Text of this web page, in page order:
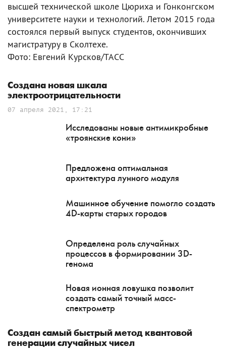
высшей технической школе Цюриха и Гонконгском
университете науки и технологий. Летом 2015 года
состоялся первый выпуск студентов, окончивших
магистратуру в Сколтехе.
Фото: Евгений Курсков/ТАСС
Создана новая шкала
электроотрицательности
07 апреля 2021, 17:21
Исследованы новые антимикробные
«троянские кони»
Предложена оптимальная
архитектура лунного модуля
Машинное обучение помогло создать
4D-карты старых городов
Определена роль случайных
процессов в формировании 3D-
генома
Новая ионная ловушка позволит
создать самый точный масс-
спектрометр
Создан самый быстрый метод квантовой
генерации случайных чисел